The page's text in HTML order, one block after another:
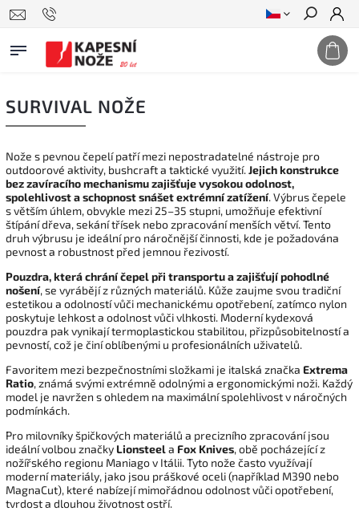
Hledat
SURVIVAL NOŽE
Nože s pevnou čepelí patří mezi nepostradatelné nástroje pro
outdoorové aktivity, bushcraft a taktické využití.Jejich konstrukce
bez zavíracího mechanismu zajišťuje vysokou odolnost,
spolehlivost a schopnost snášet extrémní zatížení. Výbrus čepele
s větším úhlem, obvykle mezi 25–35 stupni, umožňuje efektivní
štípání dřeva, sekání třísek nebo zpracování menších větví. Tento
druh výbrusu je ideální pro náročnější činnosti, kde je požadována
pevnost a robustnost před jemnou řezivostí.
Pouzdra, která chrání čepel při transportu a zajišťují pohodlné
nošení, se vyrábějí z různých materiálů. Kůže zaujme svou tradiční
estetikou a odolností vůči mechanickému opotřebení, zatímco nylon
poskytuje lehkost a odolnost vůči vlhkosti. Moderní kydexová
pouzdra pak vynikají termoplastickou stabilitou, přizpůsobitelností a
pevností, což je činí oblíbenými u profesionálních uživatelů.
Favoritem mezi bezpečnostními složkami je italská značka Extrema
Ratio, známá svými extrémně odolnými a ergonomickými noži. Každý
model je navržen s ohledem na maximální spolehlivost v náročných
podmínkách.
Pro milovníky špičkových materiálů a precizního zpracování jsou
ideální volbou značky Lionsteela Fox Knives, obě pocházející z
nožířského regionu Maniago v Itálii. Tyto nože často využívají
moderní materiály, jako jsou práškové oceli (například M390 nebo
MagnaCut), které nabízejí mimořádnou odolnost vůči opotřebení,
tvrdost a dlouhou životnost ostří.